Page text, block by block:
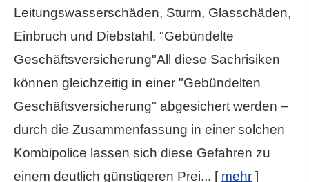
Leitungswasserschäden, Sturm, Glasschäden,
Einbruch und Diebstahl. "Gebündelte
Geschäftsversicherung"All diese Sachrisiken
können gleichzeitig in einer "Gebündelten
Geschäftsversicherung" abgesichert werden –
durch die Zusammenfassung in einer solchen
Kombipolice lassen sich diese Gefahren zu
einem deutlich günstigeren Prei... [ mehr ]